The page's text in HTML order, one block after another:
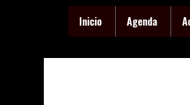
Inicio Agenda